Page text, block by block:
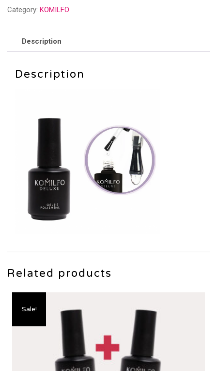
komilfo
מ״ל
-
quantity
Category: KOMILFO
Description
Description
Related products
Sale!